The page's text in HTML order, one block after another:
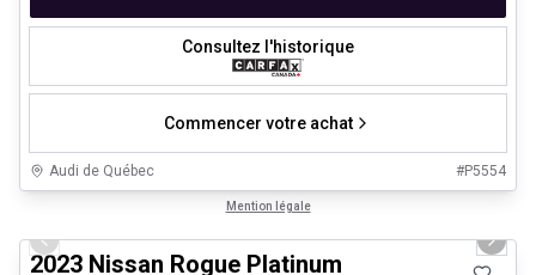
Consultez l'historique
Commencer votre achat
Audi de Québec #P5554
Mention légale
Véhicules d'occasion certifiés
Previous slide Next
2023 Nissan Rogue Platinum